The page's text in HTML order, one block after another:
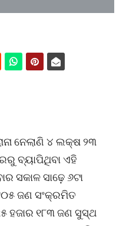
ନେଲାଣି ୪ ଲକ୍ଷ ୨୩
ବ୍ୟାପିଥିବା ଏହି
ସକାଳ ସାଢ଼େ ୬ଟା
ଜଣ ସଂକ୍ରମିତ
ହଜାର ୧୮୩ ଜଣ ସୁସ୍ଥ